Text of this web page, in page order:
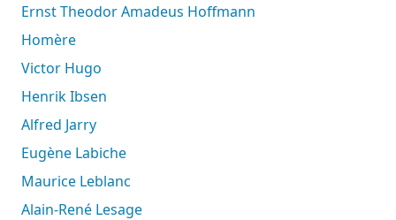
Ernst Theodor Amadeus Hoffmann
Homère
Victor Hugo
Henrik Ibsen
Alfred Jarry
Eugène Labiche
Maurice Leblanc
Alain-René Lesage